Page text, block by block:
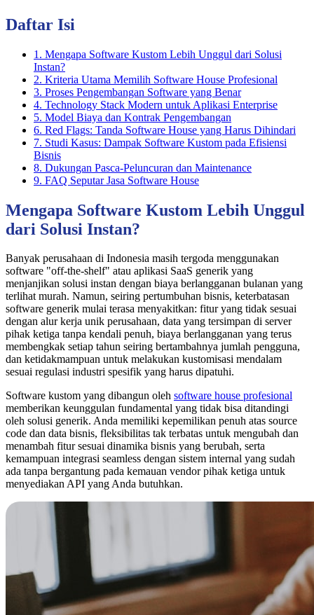
Daftar Isi
1. Mengapa Software Kustom Lebih Unggul dari Solusi
Instan?
2. Kriteria Utama Memilih Software House Profesional
3. Proses Pengembangan Software yang Benar
4. Technology Stack Modern untuk Aplikasi Enterprise
5. Model Biaya dan Kontrak Pengembangan
6. Red Flags: Tanda Software House yang Harus Dihindari
7. Studi Kasus: Dampak Software Kustom pada Efisiensi
Bisnis
8. Dukungan Pasca-Peluncuran dan Maintenance
9. FAQ Seputar Jasa Software House
Mengapa Software Kustom Lebih Unggul
dari Solusi Instan?
Banyak perusahaan di Indonesia masih tergoda menggunakan
software "off-the-shelf" atau aplikasi SaaS generik yang
menjanjikan solusi instan dengan biaya berlangganan bulanan yang
terlihat murah. Namun, seiring pertumbuhan bisnis, keterbatasan
software generik mulai terasa menyakitkan: fitur yang tidak sesuai
dengan alur kerja unik perusahaan, data yang tersimpan di server
pihak ketiga tanpa kendali penuh, biaya berlangganan yang terus
membengkak setiap tahun seiring bertambahnya jumlah pengguna,
dan ketidakmampuan untuk melakukan kustomisasi mendalam
sesuai regulasi industri spesifik yang harus dipatuhi.
Software kustom yang dibangun oleh software house profesional
memberikan keunggulan fundamental yang tidak bisa ditandingi
oleh solusi generik. Anda memiliki kepemilikan penuh atas source
code dan data bisnis, fleksibilitas tak terbatas untuk mengubah dan
menambah fitur sesuai dinamika bisnis yang berubah, serta
kemampuan integrasi seamless dengan sistem internal yang sudah
ada tanpa bergantung pada kemauan vendor pihak ketiga untuk
menyediakan API yang Anda butuhkan.